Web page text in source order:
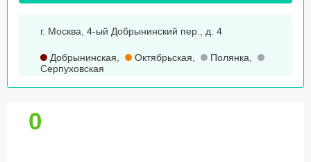
г. Москва, 4-ый Добрынинский пер., д. 4
Добрынинская Октябрьская Полянка
Серпуховская
0